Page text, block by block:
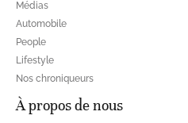
Médias
Automobile
People
Lifestyle
Nos chroniqueurs
À propos de nous